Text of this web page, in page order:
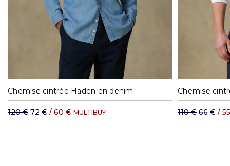
37 38 39 40 41
Chemise cintrée Haden en denim
120 € 72 € / 60 € MULTIBUY
37
Chemise
110 € 66 € /